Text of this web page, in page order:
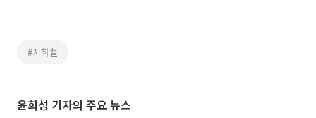
#지하철
윤희성 기자의 주요 뉴스